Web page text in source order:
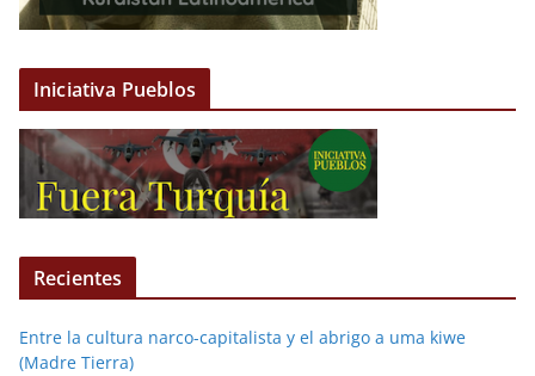
Iniciativa Pueblos
Recientes
Entre la cultura narco-capitalista y el abrigo a uma kiwe
(Madre Tierra)